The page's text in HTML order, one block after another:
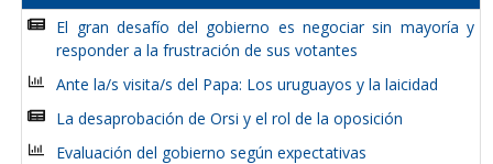
El gran desafío del gobierno es negociar sin mayoría y
responder a la frustración de sus votantes
Ante la/s visita/s del Papa: Los uruguayos y la laicidad
La desaprobación de Orsi y el rol de la oposición
Evaluación del gobierno según expectativas